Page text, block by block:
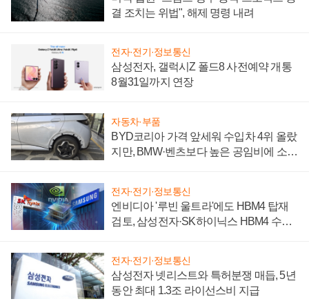
결 조치는 위법", 해제 명령 내려
전자·전기·정보통신
삼성전자, 갤럭시Z 폴드8 사전예약 개통
8월31일까지 연장
자동차·부품
BYD코리아 가격 앞세워 수입차 4위 올랐
지만, BMW·벤츠보다 높은 공임비에 소비
전자·전기·정보통신
엔비디아 '루빈 울트라'에도 HBM4 탑재
검토, 삼성전자·SK하이닉스 HBM4 수율
전자·전기·정보통신
삼성전자 넷리스트와 특허분쟁 매듭, 5년
동안 최대 1.3조 라이선스비 지급